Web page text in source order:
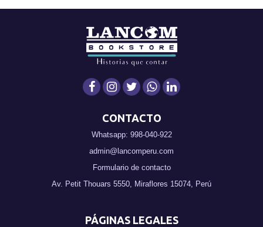
CONTACTO
Whatsapp: 998-040-922
admin@lancomperu.com
Formulario de contacto
Av. Petit Thouars 5550, Miraflores 15074, Perú
PÁGINAS LEGALES